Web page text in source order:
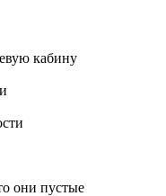
кабину
они пустые